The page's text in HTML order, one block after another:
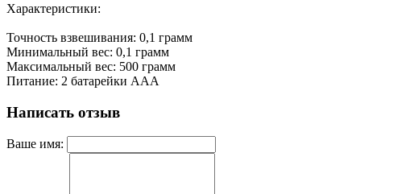
Характеристики:
Точность взвешивания: 0,1 грамм
Минимальный вес: 0,1 грамм
Максимальный вес: 500 грамм
Питание: 2 батарейки AAА
Написать отзыв
Ваше имя: